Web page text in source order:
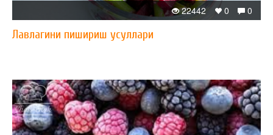
0
0
22442
Лавлагини пишириш усуллари